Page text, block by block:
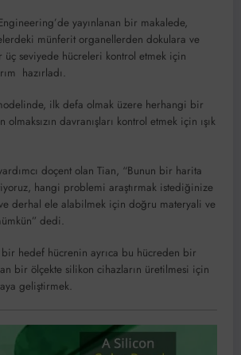
yayınlanan bir makalede,
münferit organellerden dokulara ve
üç seviyede hücreleri kontrol etmek için
hazırladı.
ilk defa olmak üzere herhangi bir
davranışları kontrol etmek için ışık
doçent olan Tian, “Bunun bir harita
hangi problemi araştırmak istediğinize
derhal ele alabilmek için doğru materyali ve
dedi.
hedef hücrenin ayrıca bu hücreden bir
bir ölçekte silikon cihazların üretilmesi için
geliştirmek.